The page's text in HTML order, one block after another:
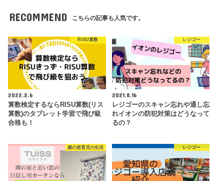
RECOMMEND こちらの記事も人気です。
RISU算数
2022.2.6
算数検定するならRISU算数(リス
算数)のタブレット学習で飛び級
合格も！
レジゴー
2021.8.16
レジゴーのスキャン忘れや通し忘
れイオンの防犯対策はどうなって
るの？
歳の差育児の生活 レジゴー